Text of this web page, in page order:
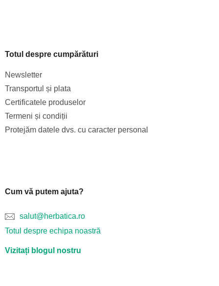
Totul despre cumpărături
Newsletter
Transportul și plata
Certificatele produselor
Termeni și condiții
Protejăm datele dvs. cu caracter personal
Cum vă putem ajuta?
salut@herbatica.ro
Totul despre echipa noastră
Vizitați blogul nostru